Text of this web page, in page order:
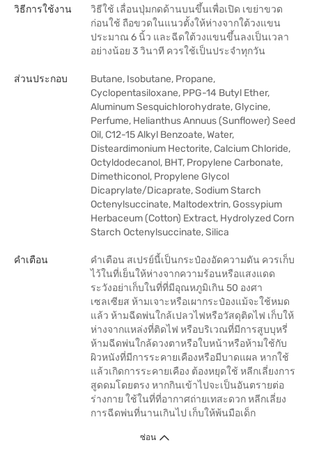
วิธีการใช้งาน
วิธีใช้ เลื่อนปุ่มกดด้านบนขึ้นเพื่อเปิด เขย่าขวด
ก่อนใช้ ถือขวดในแนวตั้งให้ห่างจากใต้วงแขน
ประมาณ 6 นิ้ว และฉีดใต้วงแขนขึ้นลงเป็นเวลา
อย่างน้อย 3 วินาที ควรใช้เป็นประจำทุกวัน
ส่วนประกอบ
Butane, Isobutane, Propane,
Cyclopentasiloxane, PPG-14 Butyl Ether,
Aluminum Sesquichlorohydrate, Glycine,
Perfume, Helianthus Annuus (Sunflower) Seed
Oil, C12-15 Alkyl Benzoate, Water,
Disteardimonium Hectorite, Calcium Chloride,
Octyldodecanol, BHT, Propylene Carbonate,
Dimethiconol, Propylene Glycol
Dicaprylate/Dicaprate, Sodium Starch
Octenylsuccinate, Maltodextrin, Gossypium
Herbaceum (Cotton) Extract, Hydrolyzed Corn
Starch Octenylsuccinate, Silica
คำเตือน
คำเตือน สเปรย์นี้เป็นกระป๋องอัดความดัน ควรเก็บ
ไว้ในที่เย็นให้ห่างจากความร้อนหรือแสงแดด
ระวังอย่าเก็บในที่ที่มีอุณหภูมิเกิน 50 องศา
เซลเซียส ห้ามเจาะหรือเผากระป๋องแม้จะใช้หมด
แล้ว ห้ามฉีดพ่นใกล้เปลวไฟหรือวัสดุติดไฟ เก็บให้
ห่างจากแหล่งที่ติดไฟ หรือบริเวณที่มีการสูบบุหรี่
ห้ามฉีดพ่นใกล้ดวงตาหรือใบหน้าหรือห้ามใช้กับ
ผิวหนังที่มีการระคายเคืองหรือมีบาดแผล หากใช้
แล้วเกิดการระคายเคือง ต้องหยุดใช้ หลีกเลี่ยงการ
สูดดมโดยตรง หากกินเข้าไปจะเป็นอันตรายต่อ
ร่างกาย ใช้ในที่ที่อากาศถ่ายเทสะดวก หลีกเลี่ยง
การฉีดพ่นที่นานเกินไป เก็บให้พ้นมือเด็ก
ซ่อน